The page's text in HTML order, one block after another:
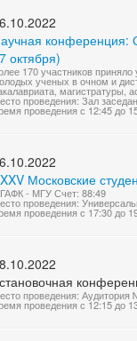
конференция:
октября)
170 участников
ученых в очном и
магистратуры,
проведения: Зал
проведения с 12:45 до
Московские
- МГУ Счет: 88:49
проведения:
проведения с 17:30 до
проведения:
проведения с 12:15 до